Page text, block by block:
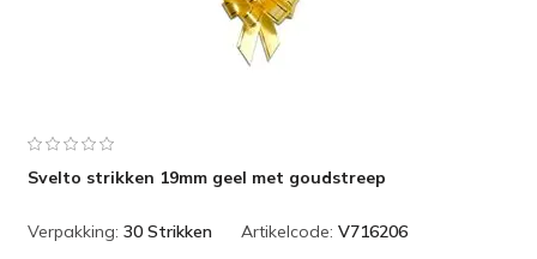
Svelto strikken 19mm geel met goudstreep
Verpakking: 30 Strikken Artikelcode: V716206